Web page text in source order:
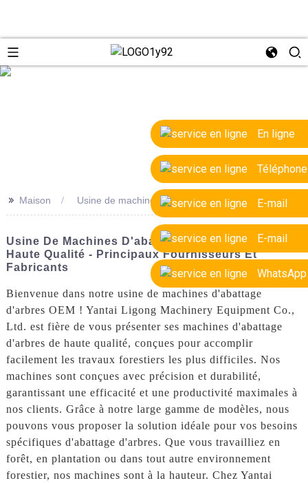
En ligne
Téléphone
E-mail
E-mail
WhatsApp
>> Maison Usine de machines à couper les arbres OEM
Usine De Machines D'abattage D'arbres OEM De
Haute Qualité - Principaux Fournisseurs Et
Fabricants
Bienvenue dans notre usine de machines d'abattage
d'arbres OEM ! Yantai Ligong Machinery Equipment Co.,
Ltd. est fière de vous présenter ses machines d'abattage
d'arbres de haute qualité, conçues pour accomplir
facilement les travaux forestiers les plus difficiles. Nos
machines sont conçues avec précision et durabilité,
garantissant une efficacité et une productivité maximales à
nos clients. Grâce à notre large gamme de modèles, nous
pouvons vous proposer la solution idéale pour vos besoins
spécifiques d'abattage d'arbres. Que vous travailliez en
forêt, en plantation ou dans tout autre environnement
forestier, nos machines sont à la hauteur. Chez Yantai